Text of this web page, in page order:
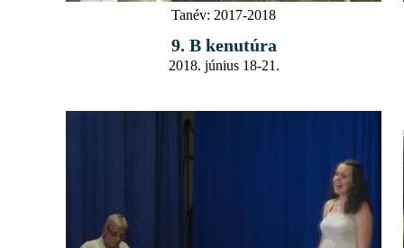
Tanév: 2017-2018
9. B kenutúra
2018. június 18-21.